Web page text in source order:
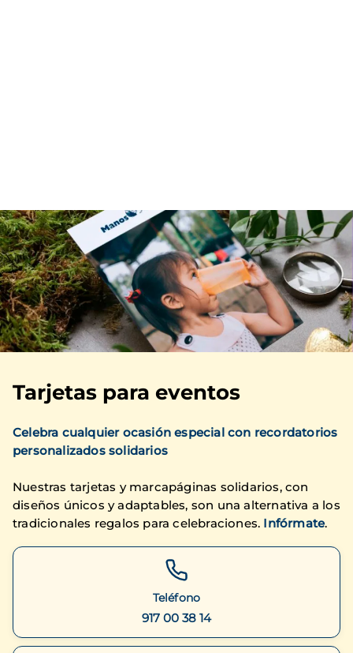
Tarjetas para eventos
Celebra cualquier ocasión especial con recordatorios
personalizados solidarios
Nuestras tarjetas y marcapáginas solidarios, con
diseños únicos y adaptables, son una alternativa a los
tradicionales regalos para celebraciones. Infórmate.
Teléfono
917 00 38 14